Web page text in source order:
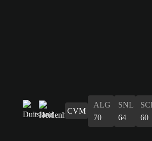
CVM
ALG
70
SNL
64
60